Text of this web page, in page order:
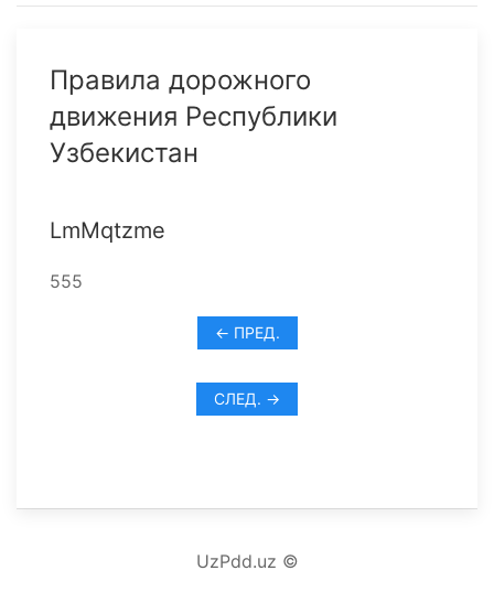
Правила дорожного
движения Республики
Узбекистан
LmMqtzme
555
← ПРЕД.
СЛЕД. →
UzPdd.uz ©